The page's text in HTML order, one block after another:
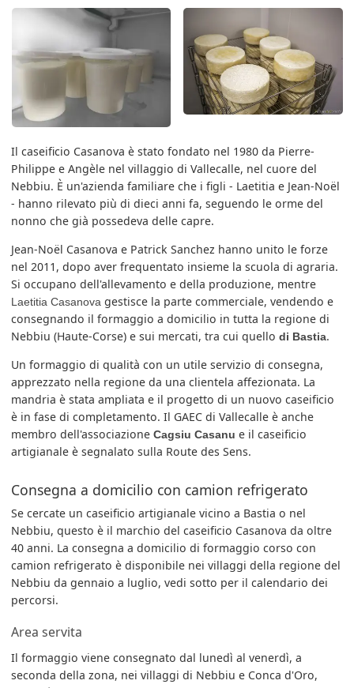
Il caseificio Casanova è stato fondato nel 1980 da Pierre-
Philippe e Angèle nel villaggio di Vallecalle, nel cuore del
Nebbiu. È un'azienda familiare che i figli - Laetitia e Jean-Noël
- hanno rilevato più di dieci anni fa, seguendo le orme del
nonno che già possedeva delle capre.
Jean-Noël Casanova e Patrick Sanchez hanno unito le forze
nel 2011, dopo aver frequentato insieme la scuola di agraria.
Si occupano dell'allevamento e della produzione, mentre
Laetitia Casanova gestisce la parte commerciale, vendendo e
consegnando il formaggio a domicilio in tutta la regione di
Nebbiu (Haute-Corse) e sui mercati, tra cui quellodi Bastia.
Un formaggio di qualità con un utile servizio di consegna,
apprezzato nella regione da una clientela affezionata. La
mandria è stata ampliata e il progetto di un nuovo caseificio
è in fase di completamento. Il GAEC di Vallecalle è anche
membro dell'associazioneCagsiu Casanu e il caseificio
artigianale è segnalato sulla Route des Sens.
Consegna a domicilio con camion refrigerato
Se cercate un caseificio artigianale vicino a Bastia o nel
Nebbiu, questo è il marchio del caseificio Casanova da oltre
40 anni. La consegna a domicilio di formaggio corso con
camion refrigerato è disponibile nei villaggi della regione del
Nebbiu da gennaio a luglio, vedi sotto per il calendario dei
percorsi.
Area servita
Il formaggio viene consegnato dal lunedì al venerdì, a
seconda della zona, nei villaggi di Nebbiu e Conca d'Oro,